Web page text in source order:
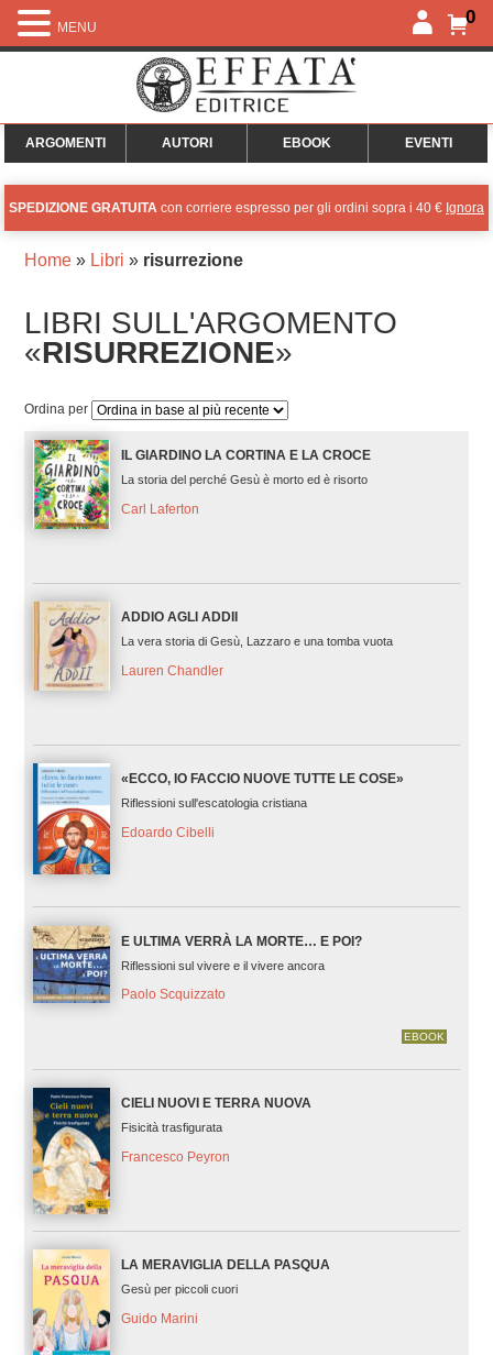
0
ARGOMENTI AUTORI EBOOK EVENTI
SPEDIZIONE GRATUITA con corriere espresso per gli ordini sopra i 40 € Ignora
Home» Libri » risurrezione
LIBRI SULL'ARGOMENTO
«RISURREZIONE»
Ordina per
IL GIARDINO LA CORTINA E LA CROCE
La storia del perché Gesù è morto ed è risorto
Carl Laferton
ADDIO AGLI ADDII
La vera storia di Gesù, Lazzaro e una tomba vuota
Lauren Chandler
«ECCO, IO FACCIO NUOVE TUTTE LE COSE»
Riflessioni sull'escatologia cristiana
Edoardo Cibelli
E ULTIMA VERRÀ LA MORTE… E POI?
Riflessioni sul vivere e il vivere ancora
Paolo Scquizzato
EBOOK
CIELI NUOVI E TERRA NUOVA
Fisicità trasfigurata
Francesco Peyron
LA MERAVIGLIA DELLA PASQUA
Gesù per piccoli cuori
Guido Marini
MENU